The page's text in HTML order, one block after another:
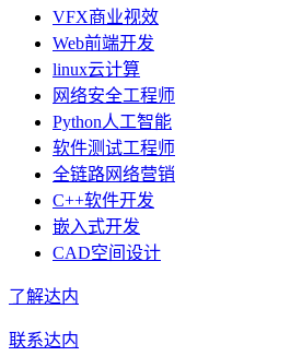
VFX商业视效
Web前端开发
linux云计算
网络安全工程师
Python人工智能
软件测试工程师
全链路网络营销
C++软件开发
嵌入式开发
CAD空间设计
了解达内
联系达内